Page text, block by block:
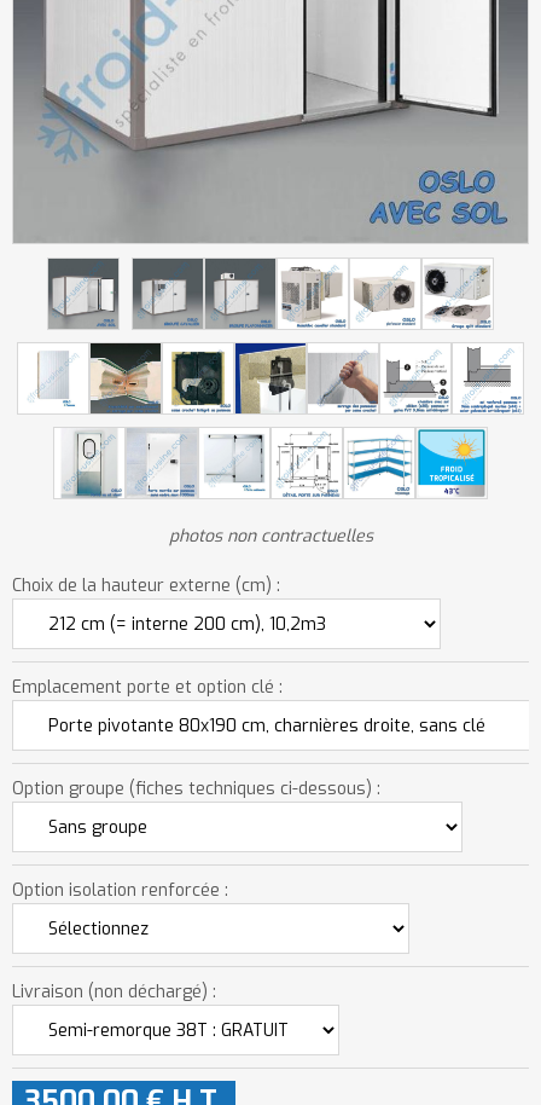
photos non contractuelles
Choix de la hauteur externe (cm) :
Emplacement porte et option clé :
Option groupe (fiches techniques ci-dessous) :
Option isolation renforcée :
Livraison (non déchargé) :